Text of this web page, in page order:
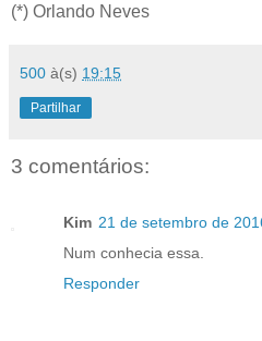
(*) Orlando Neves
500 à(s) 19:15
Partilhar
3 comentários:
Kim 21 de setembro de
Num conhecia essa.
Responder